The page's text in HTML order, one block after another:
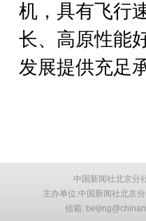
机，具有飞行
长、高原性能
发展提供充足
中国新闻社北京分
主办单位:中国新闻社北京
信箱: